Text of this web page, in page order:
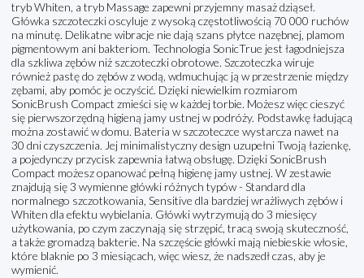
tryb Whiten, a tryb Massage zapewni przyjemny masaż dziąseł.
Główka szczoteczki oscyluje z wysoką częstotliwością 70 000 ruchów
na minutę. Delikatne wibracje nie dają szans płytce nazębnej, plamom
pigmentowym ani bakteriom. Technologia SonicTrue jest łagodniejsza
dla szkliwa zębów niż szczoteczki obrotowe. Szczoteczka wiruje
również pastę do zębów z wodą, wdmuchując ją w przestrzenie między
zębami, aby pomóc je oczyścić. Dzięki niewielkim rozmiarom
SonicBrush Compact zmieści się w każdej torbie. Możesz więc cieszyć
się pierwszorzędną higieną jamy ustnej w podróży. Podstawkę ładującą
można zostawić w domu. Bateria w szczoteczce wystarcza nawet na
30 dni czyszczenia. Jej minimalistyczny design uzupełni Twoją łazienkę,
a pojedynczy przycisk zapewnia łatwą obsługę. Dzięki SonicBrush
Compact możesz opanować pełną higienę jamy ustnej. W zestawie
znajdują się 3 wymienne główki różnych typów - Standard dla
normalnego szczotkowania, Sensitive dla bardziej wrażliwych zębów i
Whiten dla efektu wybielania. Główki wytrzymują do 3 miesięcy
użytkowania, po czym zaczynają się strzępić, tracą swoją skuteczność,
a także gromadzą bakterie. Na szczęście główki mają niebieskie włosie,
które blaknie po 3 miesiącach, więc wiesz, że nadszedł czas, aby je
wymienić.